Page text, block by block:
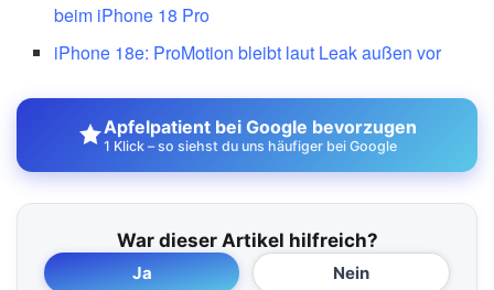
beim iPhone 18 Pro
iPhone 18e: ProMotion bleibt laut Leak außen vor
Apfelpatient bei Google bevorzugen
1 Klick – so siehst du uns häufiger bei Google
War dieser Artikel hilfreich?
Ja Nein